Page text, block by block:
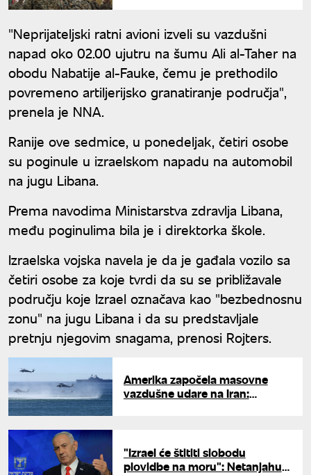
"Neprijateljski ratni avioni izveli su vazdušni
napad oko 02.00 ujutru na šumu Ali al-Taher na
obodu Nabatije al-Fauke, čemu je prethodilo
povremeno artiljerijsko granatiranje područja",
prenela je NNA.
Ranije ove sedmice, u ponedeljak, četiri osobe
su poginule u izraelskom napadu na automobil
na jugu Libana.
Prema navodima Ministarstva zdravlja Libana,
među poginulima bila je i direktorka škole.
Izraelska vojska navela je da je gađala vozilo sa
četiri osobe za koje tvrdi da su se približavale
području koje Izrael označava kao "bezbednosnu
zonu" na jugu Libana i da su predstavljale
pretnju njegovim snagama, prenosi Rojters.
Amerika započela masovne
vazdušne udare na Iran:
"Izrael će štititi slobodu
plovidbe na moru": Netanjahu